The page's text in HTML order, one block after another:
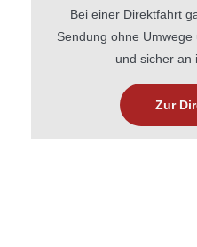
Bei einer Direktfahrt
Sendung ohne
und sicher an
Zur